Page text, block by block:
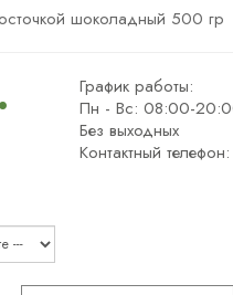
шоколадный 500 гр
График работы:
Пн - Вс: 08:00-
Без выходных
Контактный телефон: